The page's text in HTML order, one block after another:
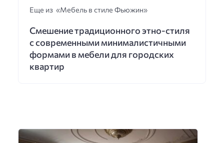
Еще из «Мебель в стиле Фьюжин»
Смешение традиционного этно-стиля
с современными минималистичными
формами в мебели для городских
квартир